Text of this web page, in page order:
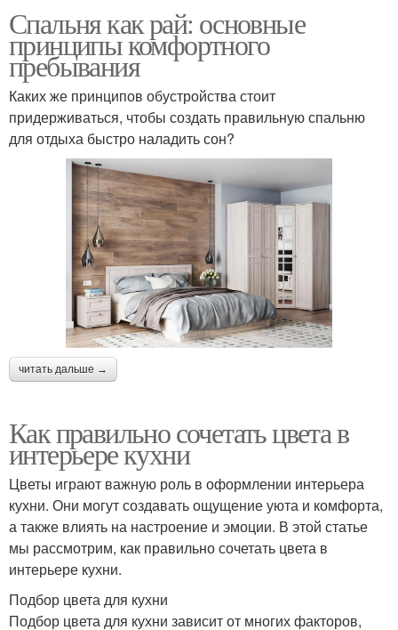
Спальня как рай: основные
принципы комфортного
пребывания
Каких же принципов обустройства стоит
придерживаться, чтобы создать правильную спальню
для отдыха быстро наладить сон?
читать дальше →
Как правильно сочетать цвета в
интерьере кухни
Цветы играют важную роль в оформлении интерьера
кухни. Они могут создавать ощущение уюта и комфорта,
а также влиять на настроение и эмоции. В этой статье
мы рассмотрим, как правильно сочетать цвета в
интерьере кухни.
Подбор цвета для кухни
Подбор цвета для кухни зависит от многих факторов,